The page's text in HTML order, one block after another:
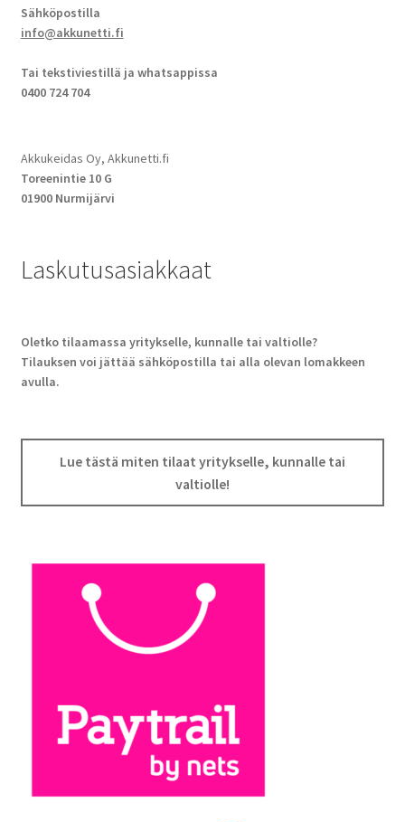
Sähköpostilla
info@akkunetti.fi
Tai tekstiviestillä ja whatsappissa
0400 724 704
Akkukeidas Oy, Akkunetti.fi
Toreenintie 10 G
01900 Nurmijärvi
Laskutusasiakkaat
Oletko tilaamassa yritykselle, kunnalle tai valtiolle?
Tilauksen voi jättää sähköpostilla tai alla olevan lomakkeen
avulla.
Lue tästä miten tilaat yritykselle, kunnalle tai
valtiolle!